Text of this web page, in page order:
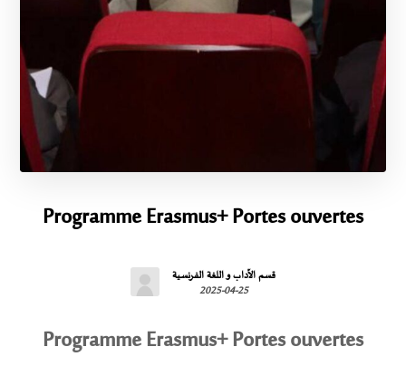
Programme Erasmus+ Portes ouvertes
قسم الآداب و اللغة الفرنسية
2025-04-25
Programme Erasmus+ Portes ouvertes